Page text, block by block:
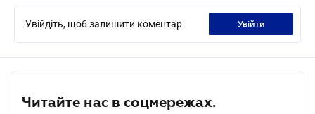
Увійдіть, щоб залишити коментар увійти
Читайте нас в соцмережах.